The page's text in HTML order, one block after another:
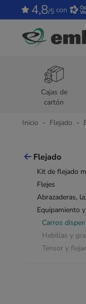
4,8/5 con
Cajas de
cartón
Inicio Flejado
Flejado
Kit de flejado
Flejes
Abrazaderas,
Equipamiento
Carros
Hebillas y
Tensor y